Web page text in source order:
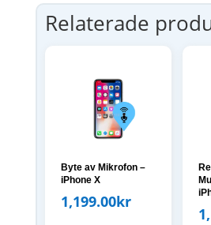
Relaterade
Byte av Mikrofon –
iPhone X
1,199.00kr